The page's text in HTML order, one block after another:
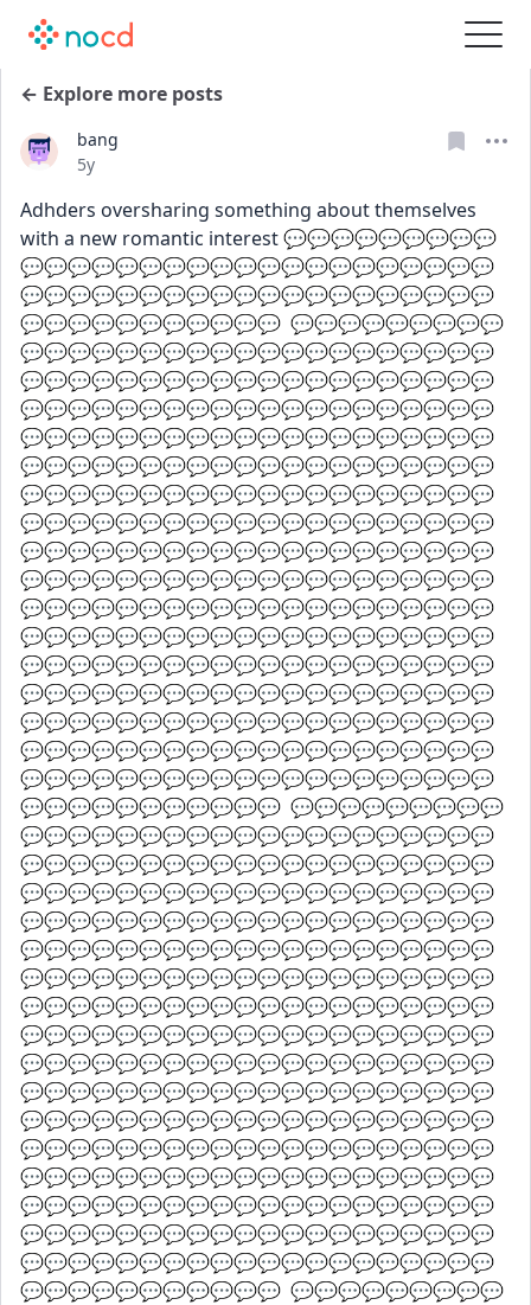
← Explore more posts
bang
Date posted
5y
Adhders oversharing something about themselves
with a new romantic interest 💬💬💬💬💬💬💬💬💬
💬💬💬💬💬💬💬💬💬💬💬💬💬💬💬💬💬💬💬💬
💬💬💬💬💬💬💬💬💬💬💬💬💬💬💬💬💬💬💬💬
💬💬💬💬💬💬💬💬💬💬💬  💬💬💬💬💬💬💬💬💬
💬💬💬💬💬💬💬💬💬💬💬💬💬💬💬💬💬💬💬💬
💬💬💬💬💬💬💬💬💬💬💬💬💬💬💬💬💬💬💬💬
💬💬💬💬💬💬💬💬💬💬💬💬💬💬💬💬💬💬💬💬
💬💬💬💬💬💬💬💬💬💬💬💬💬💬💬💬💬💬💬💬
💬💬💬💬💬💬💬💬💬💬💬💬💬💬💬💬💬💬💬💬
💬💬💬💬💬💬💬💬💬💬💬💬💬💬💬💬💬💬💬💬
💬💬💬💬💬💬💬💬💬💬💬💬💬💬💬💬💬💬💬💬
💬💬💬💬💬💬💬💬💬💬💬💬💬💬💬💬💬💬💬💬
💬💬💬💬💬💬💬💬💬💬💬💬💬💬💬💬💬💬💬💬
💬💬💬💬💬💬💬💬💬💬💬💬💬💬💬💬💬💬💬💬
💬💬💬💬💬💬💬💬💬💬💬💬💬💬💬💬💬💬💬💬
💬💬💬💬💬💬💬💬💬💬💬💬💬💬💬💬💬💬💬💬
💬💬💬💬💬💬💬💬💬💬💬💬💬💬💬💬💬💬💬💬
💬💬💬💬💬💬💬💬💬💬💬💬💬💬💬💬💬💬💬💬
💬💬💬💬💬💬💬💬💬💬💬💬💬💬💬💬💬💬💬💬
💬💬💬💬💬💬💬💬💬💬💬💬💬💬💬💬💬💬💬💬
💬💬💬💬💬💬💬💬💬💬💬  💬💬💬💬💬💬💬💬💬
💬💬💬💬💬💬💬💬💬💬💬💬💬💬💬💬💬💬💬💬
💬💬💬💬💬💬💬💬💬💬💬💬💬💬💬💬💬💬💬💬
💬💬💬💬💬💬💬💬💬💬💬💬💬💬💬💬💬💬💬💬
💬💬💬💬💬💬💬💬💬💬💬💬💬💬💬💬💬💬💬💬
💬💬💬💬💬💬💬💬💬💬💬💬💬💬💬💬💬💬💬💬
💬💬💬💬💬💬💬💬💬💬💬💬💬💬💬💬💬💬💬💬
💬💬💬💬💬💬💬💬💬💬💬💬💬💬💬💬💬💬💬💬
💬💬💬💬💬💬💬💬💬💬💬💬💬💬💬💬💬💬💬💬
💬💬💬💬💬💬💬💬💬💬💬💬💬💬💬💬💬💬💬💬
💬💬💬💬💬💬💬💬💬💬💬💬💬💬💬💬💬💬💬💬
💬💬💬💬💬💬💬💬💬💬💬💬💬💬💬💬💬💬💬💬
💬💬💬💬💬💬💬💬💬💬💬💬💬💬💬💬💬💬💬💬
💬💬💬💬💬💬💬💬💬💬💬💬💬💬💬💬💬💬💬💬
💬💬💬💬💬💬💬💬💬💬💬💬💬💬💬💬💬💬💬💬
💬💬💬💬💬💬💬💬💬💬💬💬💬💬💬💬💬💬💬💬
💬💬💬💬💬💬💬💬💬💬💬💬💬💬💬💬💬💬💬💬
💬💬💬💬💬💬💬💬💬💬💬  💬💬💬💬💬💬💬💬💬